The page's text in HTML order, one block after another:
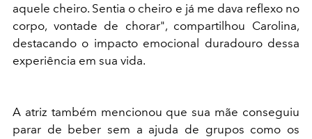
aquele cheiro. Sentia o cheiro e já me dava reflexo no
corpo, vontade de chorar", compartilhou Carolina,
destacando o impacto emocional duradouro dessa
experiência em sua vida.​
A atriz também mencionou que sua mãe conseguiu
parar de beber sem a ajuda de grupos como os